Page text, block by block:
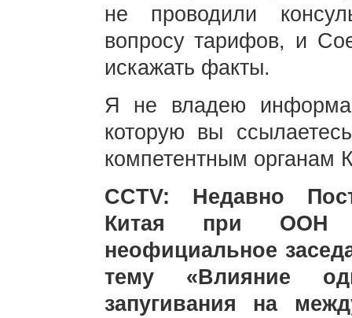
не проводили
вопросу тарифов, и
искажать факты.
Я не владею
которую вы
компетентным органам
CCTV: Недавно
Китая при ООН
неофициальное
тему «Влияние
запугивания на